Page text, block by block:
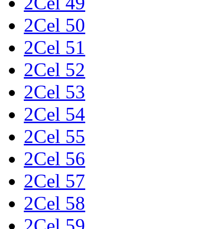
2Cel 50
2Cel 51
2Cel 52
2Cel 53
2Cel 54
2Cel 55
2Cel 56
2Cel 57
2Cel 58